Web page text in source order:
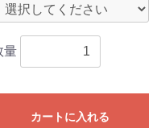
量
カートに入れる